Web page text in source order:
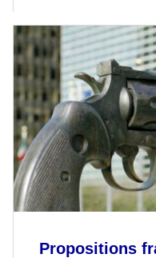
Propositions